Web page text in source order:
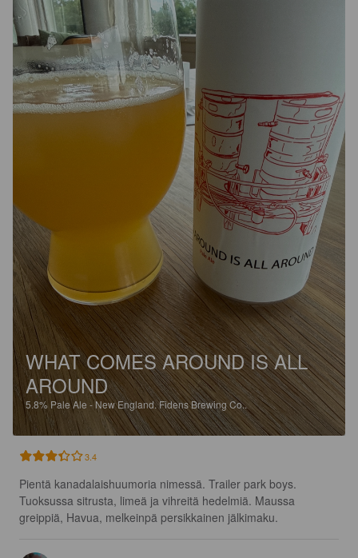
WHAT COMES AROUND IS ALL
AROUND
5.8% Pale Ale - New England.Fidens Brewing Co..
3.4
Pientä kanadalaishuumoria nimessä. Trailer park boys.
Tuoksussa sitrusta, limeä ja vihreitä hedelmiä. Maussa
greippiä, Havua, melkeinpä persikkainen jälkimaku.